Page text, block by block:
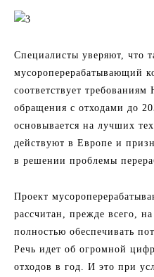
Специалисты уверяют, что
мусороперерабатывающий
соответствует
обращения с отходами до
основывается на лучших
действуют в Европе и
в решении проблемы
Проект
рассчитан, прежде всего,
полностью обеспечивать
Речь идет об огромной
отходов в год. И это при